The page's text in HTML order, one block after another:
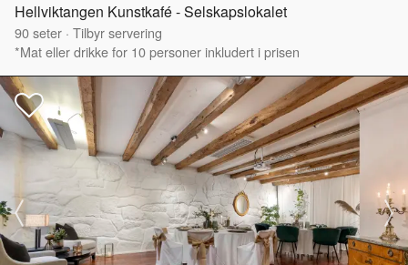
Hellviktangen Kunstkafé - Selskapslokalet
90seter · Tilbyr servering
*Mat eller drikke for 10 personer inkludert i prisen